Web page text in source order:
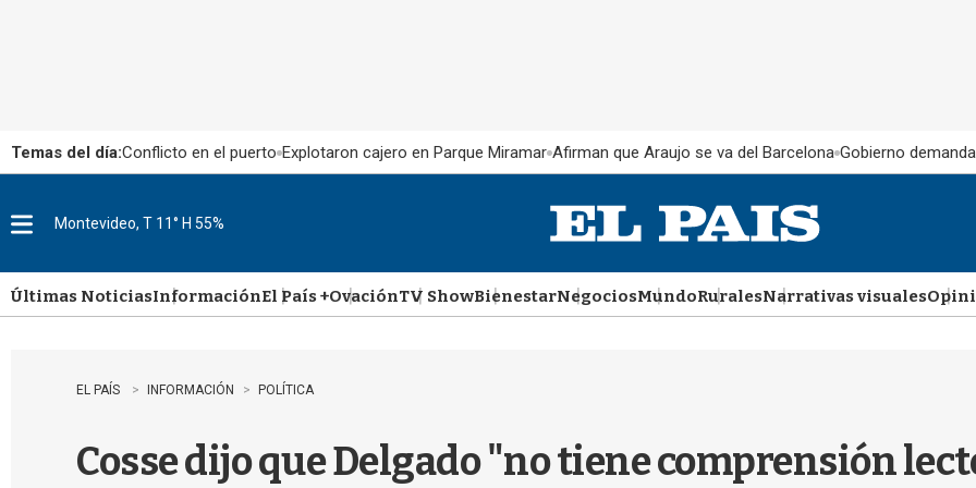
Temas del día:Conflicto en el puerto Explotaron cajero en Parque Miramar Afirman que Araujo se va del Barcelona Gobierno
u
Montevideo, T 11° H 55%
Últimas NoticiasInformaciónEl País +OvaciónTV ShowBienestarNegociosMundoRuralesNarrativas visuales
EL PAÍS INFORMACIÓN POLÍTICA
Cosse dijo que Delgado "no tiene comprensión